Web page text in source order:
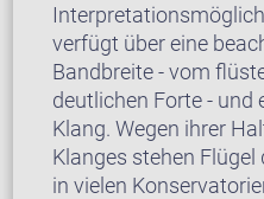
verfügt über eine
Bandbreite - vom
deutlichen Forte - und
Klang. Wegen ihrer
Klanges stehen
in vielen